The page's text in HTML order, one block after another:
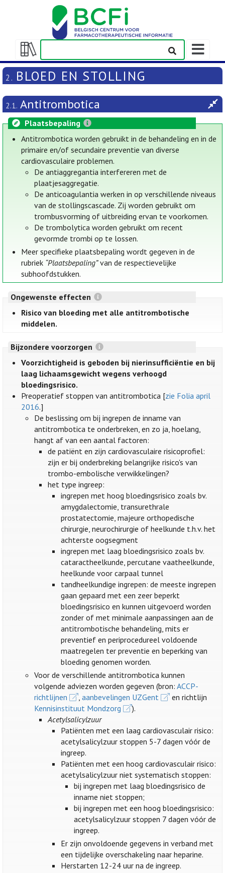
Weergeven/verbergen
inhoudstafel
2. BLOED EN STOLLING
2.1. Antitrombotica
Plaatsbepaling
Antitrombotica worden gebruikt in de behandeling en in de
primaire en/of secundaire preventie van diverse
cardiovasculaire problemen.
De antiaggregantia interfereren met de
plaatjesaggregatie.
De anticoagulantia werken in op verschillende niveaus
van de stollingscascade. Zij worden gebruikt om
trombusvorming of uitbreiding ervan te voorkomen.
De trombolytica worden gebruikt om recent
gevormde trombi op te lossen.
Meer specifieke plaatsbepaling wordt gegeven in de
rubriek “Plaatsbepaling”van de respectievelijke
subhoofdstukken.
Ongewenste effecten
Risico van bloeding met alle antitrombotische
middelen.
Bijzondere voorzorgen
Voorzichtigheid is geboden bij nierinsufficiëntie en bij
laag lichaamsgewicht wegens verhoogd
bloedingsrisico.
Preoperatief stoppen van antitrombotica [zie Folia april
2016.]
De beslissing om bij ingrepen de inname van
antitrombotica te onderbreken, en zo ja, hoelang,
hangt af van een aantal factoren:
de patiënt en zijn cardiovasculaire risicoprofiel:
zijn er bij onderbreking belangrijke risico's van
trombo-embolische verwikkelingen?
het type ingreep:
ingrepen met hoog bloedingsrisico zoals bv.
amygdalectomie, transurethrale
prostatectomie, majeure orthopedische
chirurgie, neurochirurgie of heelkunde t.h.v. het
achterste oogsegment
ingrepen met laag bloedingsrisico zoals bv.
cataractheelkunde, percutane vaatheelkunde,
heelkunde voor carpaal tunnel
tandheelkundige ingrepen: de meeste ingrepen
gaan gepaard met een zeer beperkt
bloedingsrisico en kunnen uitgevoerd worden
zonder of met minimale aanpassingen aan de
antitrombotische behandeling, mits er
preventief en periprocedureel voldoende
maatregelen ter preventie en beperking van
bloeding genomen worden.
Voor de verschillende antitrombotica kunnen
volgende adviezen worden gegeven (bron:ACCP-
richtlijnen
,aanbevelingen UZGent
en richtlijn
Kennisinstituut Mondzorg
).
Acetylsalicylzuur
Patiënten met een laag cardiovasculair risico:
acetylsalicylzuur stoppen 5-7 dagen vóór de
ingreep.
Patiënten met een hoog cardiovasculair risico:
acetylsalicylzuur niet systematisch stoppen:
bij ingrepen met laag bloedingsrisico de
inname niet stoppen;
bij ingrepen met een hoog bloedingsrisico:
acetylsalicylzuur stoppen 7 dagen vóór de
ingreep.
Er zijn onvoldoende gegevens in verband met
een tijdelijke overschakeling naar heparine.
Herstarten 12-24 uur na de ingreep.